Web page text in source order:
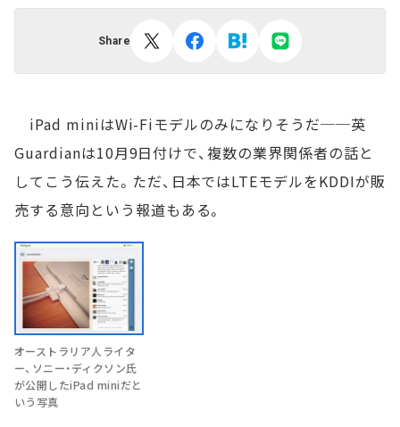
Share
iPad miniはWi-Fiモデルのみになりそうだ──英
Guardianは10月9日付けで、複数の業界関係者の話と
してこう伝えた。ただ、日本ではLTEモデルをKDDIが販
売する意向という報道もある。
オーストラリア人ライタ
ー、ソニー・ディクソン氏
が公開したiPad miniだと
いう写真